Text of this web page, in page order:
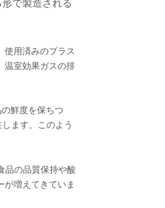
で製造される
使用済みのプラス
温室効果ガスの排
鮮度を保ちつ
ます。このよう
品の品質保持や酸
増えてきていま